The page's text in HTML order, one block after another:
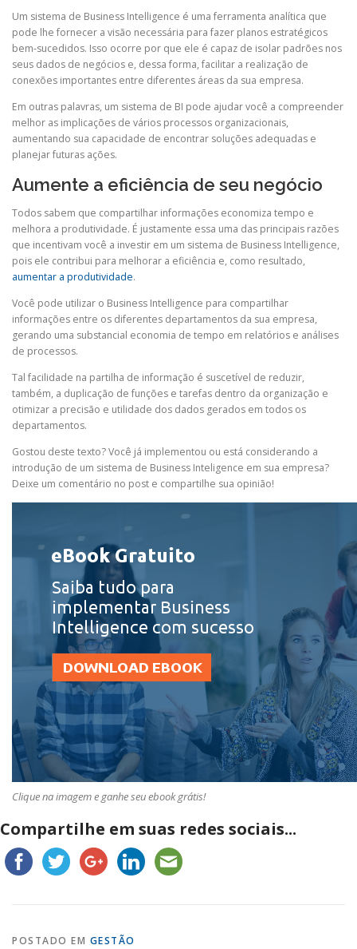
Um sistema de Business Intelligence é uma ferramenta analítica que
pode lhe fornecer a visão necessária para fazer planos estratégicos
bem-sucedidos. Isso ocorre por que ele é capaz de isolar padrões nos
seus dados de negócios e, dessa forma, facilitar a realização de
conexões importantes entre diferentes áreas da sua empresa.
Em outras palavras, um sistema de BI pode ajudar você a compreender
melhor as implicações de vários processos organizacionais,
aumentando sua capacidade de encontrar soluções adequadas e
planejar futuras ações.
Aumente a eficiência de seu negócio
Todos sabem que compartilhar informações economiza tempo e
melhora a produtividade. É justamente essa uma das principais razões
que incentivam você a investir em um sistema de Business Intelligence,
pois ele contribui para melhorar a eficiência e, como resultado,
aumentar a produtividade.
Você pode utilizar o Business Intelligence para compartilhar
informações entre os diferentes departamentos da sua empresa,
gerando uma substancial economia de tempo em relatórios e análises
de processos.
Tal facilidade na partilha de informação é suscetível de reduzir,
também, a duplicação de funções e tarefas dentro da organização e
otimizar a precisão e utilidade dos dados gerados em todos os
departamentos.
Gostou deste texto? Você já implementou ou está considerando a
introdução de um sistema de Business Inteligence em sua empresa?
Deixe um comentário no post e compartilhe sua opinião!
Clique na imagem e ganhe seu ebook grátis!
Compartilhe em suas redes sociais...
POSTADO EM GESTÃO